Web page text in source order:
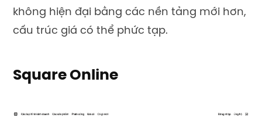
không hiện đại bằng các nền tảng mới hơn,
cấu trúc giá có thể phức tạp.
Square Online